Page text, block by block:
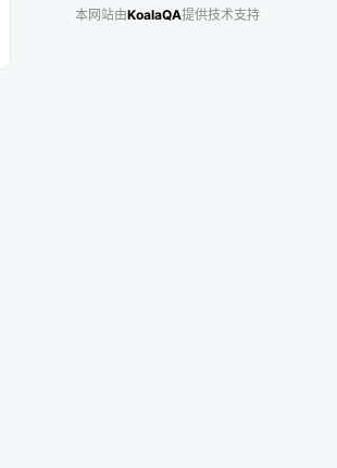
本网站由KoalaQA提供技术支持